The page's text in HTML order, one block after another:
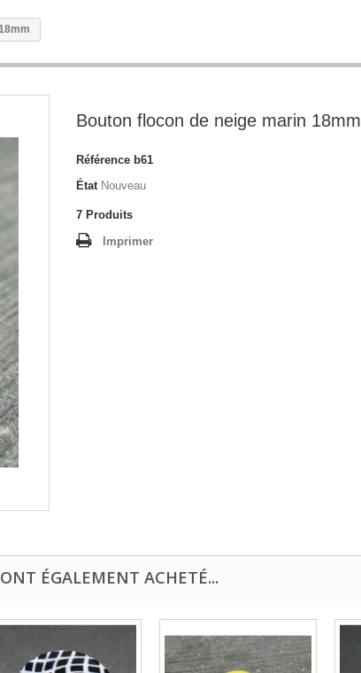
Bouton flocon de neige marin 18mm
Référence b61
État Nouveau
7 Produits
Imprimer
ÉGALEMENT ACHETÉ...